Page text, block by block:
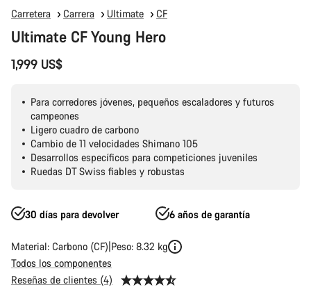
Carretera Carrera Ultimate CF
Ultimate CF Young Hero
1,999 US$
Para corredores jóvenes, pequeños escaladores y futuros
campeones
Ligero cuadro de carbono
Cambio de 11 velocidades Shimano 105
Desarrollos específicos para competiciones juveniles
Ruedas DT Swiss fiables y robustas
30 días para devolver 6 años de garantía
Material: Carbono (CF) Peso: 8.32 kg
Todos los componentes
Reseñas de clientes (4)